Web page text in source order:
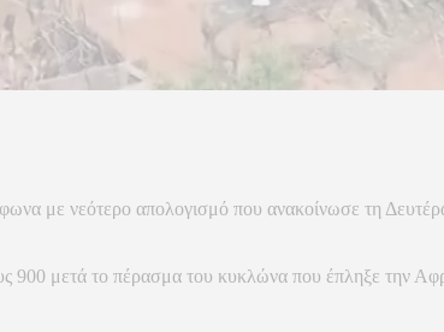
με νεότερο απολογισμό που ανακοίνωσε τη Δευτέρα
900 μετά το πέρασμα του κυκλώνα που έπληξε την